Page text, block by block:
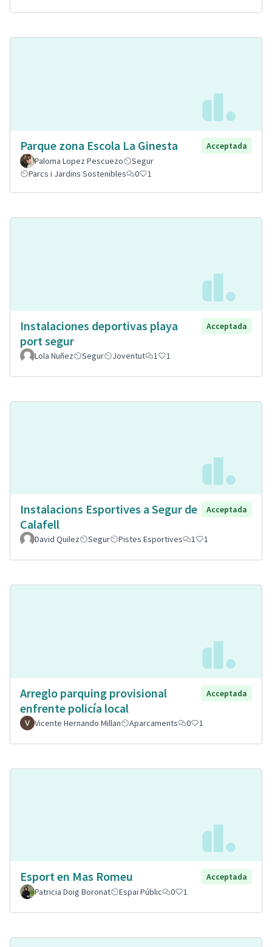
Parque zona Escola La Ginesta
Acceptada
Paloma Lopez Pescuezo
Segur
Parcs i Jardins Sostenibles
0 1
Instalaciones deportivas playa
port segur
Acceptada
Lola Nuñez Segur Joventut 1 1
Instalacions Esportives a Segur de
Calafell
Acceptada
David Quilez Segur Pistes Esportives 1 1
Arreglo parquing provisional
enfrente policía local
Acceptada
Vicente Hernando Millan Aparcaments 0 1
Esport en Mas Romeu
Acceptada
Patricia Doig Boronat
Espai Públic 0 1